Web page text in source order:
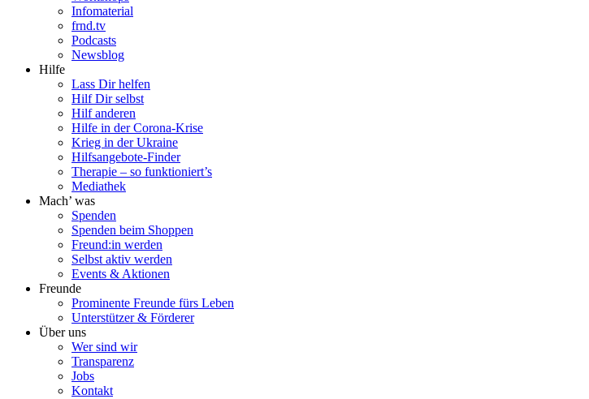
Infomaterial
frnd.tv
Podcasts
Newsblog
Hilfe
Lass Dir helfen
Hilf Dir selbst
Hilf anderen
Hilfe in der Corona-Krise
Krieg in der Ukraine
Hilfsangebote-Finder
Therapie – so funktioniert’s
Mediathek
Mach’ was
Spenden
Spenden beim Shoppen
Freund:in werden
Selbst aktiv werden
Events & Aktionen
Freunde
Prominente Freunde fürs Leben
Unterstützer & Förderer
Über uns
Wer sind wir
Transparenz
Jobs
Kontakt